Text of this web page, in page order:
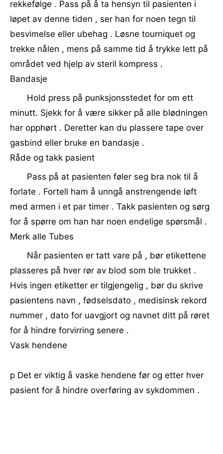
rekkefølge . Pass på å ta hensyn til pasienten i
løpet av denne tiden , ser han for noen tegn til
besvimelse eller ubehag . Løsne tourniquet og
trekke nålen , mens på samme tid å trykke lett på
området ved hjelp av steril kompress .
Bandasje
Hold press på punksjonsstedet for om ett
minutt. Sjekk for å være sikker på alle blødningen
har opphørt . Deretter kan du plassere tape over
gasbind eller bruke en bandasje .
Råde og takk pasient
Pass på at pasienten føler seg bra nok til å
forlate . Fortell ham å unngå anstrengende løft
med armen i et par timer . Takk pasienten og sørg
for å spørre om han har noen endelige spørsmål .
Merk alle Tubes
Når pasienten er tatt vare på , bør etikettene
plasseres på hver rør av blod som ble trukket .
Hvis ingen etiketter er tilgjengelig , bør du skrive
pasientens navn , fødselsdato , medisinsk rekord
nummer , dato for uavgjort og navnet ditt på røret
for å hindre forvirring senere .
Vask hendene
p Det er viktig å vaske hendene før og etter hver
pasient for å hindre overføring av sykdommen .